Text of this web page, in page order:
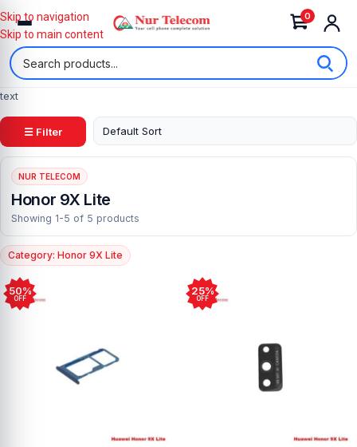
0
Skip to navigation
Skip to main content
text
☰ Filter
NUR TELECOM
Honor 9X Lite
Showing 1-5 of 5 products
Category: Honor 9X Lite
50%
OFF
25%
OFF